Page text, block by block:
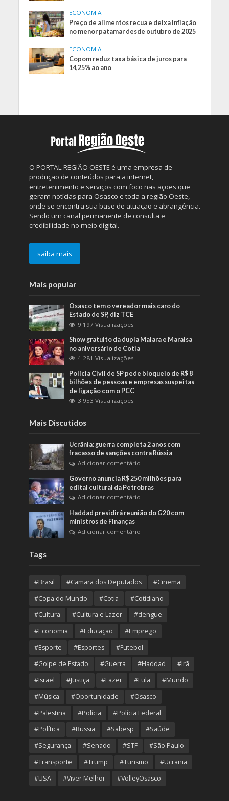
ECONOMIA
Preço de alimentos recua e deixa inflação
no menor patamar desde outubro de 2025
ECONOMIA
Copom reduz taxa básica de juros para
14,25% ao ano
O PORTAL REGIÃO OESTE é uma empresa de
produção de conteúdos para a internet,
entretenimento e serviços com foco nas ações que
geram notícias para Osasco e toda a região Oeste,
onde se encontra sua base de atuação e abrangência.
Sendo um canal permanente de consulta e
credibilidade no meio digital.
saiba mais
Mais popular
Osasco tem o vereador mais caro do
Estado de SP, diz TCE
9.197 Visualizações
Show gratuito da dupla Maiara e Maraisa
no aniversário de Cotia
4.281 Visualizações
Polícia Civil de SP pede bloqueio de R$ 8
bilhões de pessoas e empresas suspeitas
de ligação com o PCC
3.953 Visualizações
Mais Discutidos
Ucrânia: guerra completa 2 anos com
fracasso de sanções contra Rússia
Adicionar comentário
Governo anuncia R$ 250 milhões para
edital cultural da Petrobras
Adicionar comentário
Haddad presidirá reunião do G20 com
ministros de Finanças
Adicionar comentário
Tags
#Brasil #Camara dos Deputados
#Cinema
#Copa do Mundo
#Cotia
#Cotidiano
#Cultura
#Cultura e Lazer
#dengue
#Economia
#Educação
#Emprego
#Esporte
#Esportes
#Futebol
#Golpe de Estado
#Guerra #Haddad
#Irã
#Israel
#Justiça #Lazer #Lula
#Mundo
#Música
#Oportunidade
#Osasco
#Palestina
#Polícia
#Polícia Federal
#Política
#Russia #Sabesp
#Saúde
#Segurança
#Senado #STF
#São Paulo
#Transporte
#Trump #Turismo
#Ucrania
#USA
#Viver Melhor #VolleyOsasco